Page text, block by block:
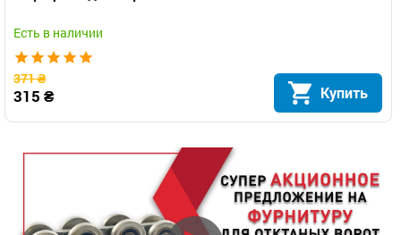
Есть в наличии
371 ₴
315 ₴ Купить